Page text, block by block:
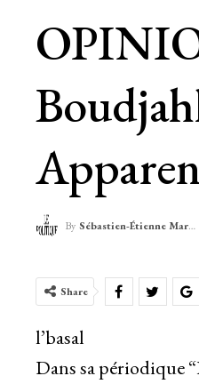
By Sébastien-Étienne Marechal
Share
l’basal
Dans sa périodique